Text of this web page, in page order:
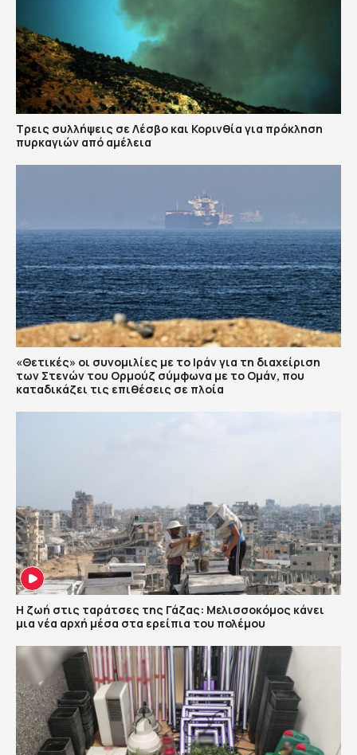
Τρεις συλλήψεις σε Λέσβο και Κορινθία για πρόκληση
πυρκαγιών από αμέλεια
«Θετικές» οι συνομιλίες με το Ιράν για τη διαχείριση
των Στενών του Ορμούζ σύμφωνα με το Ομάν, που
καταδικάζει τις επιθέσεις σε πλοία
Η ζωή στις ταράτσες της Γάζας: Μελισσοκόμος κάνει
μια νέα αρχή μέσα στα ερείπια του πολέμου